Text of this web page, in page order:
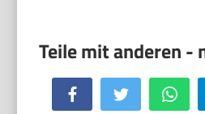
Facebook Twitter